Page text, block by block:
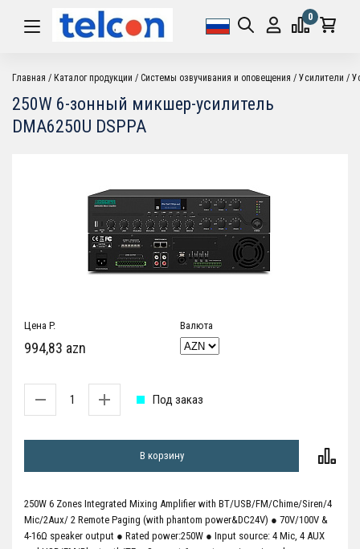
0
Главная Каталог продукции Системы озвучивания и оповещения Усилители
250W 6-зонный микшер-усилитель
DMA6250U DSPPA
Цена P.
994,83 azn
Валюта
Под заказ
В корзину
250W 6 Zones Integrated Mixing Amplifier with BT/USB/FM/Chime/Siren/4
Mic/2Aux/ 2 Remote Paging (with phantom power&DC24V) ● 70V/100V &
4-16Ω speaker output ● Rated power:250W ● Input source: 4 Mic, 4 AUX